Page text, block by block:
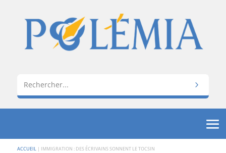
ACCUEIL | IMMIGRATION : DES ÉCRIVAINS SONNENT LE TOCSIN